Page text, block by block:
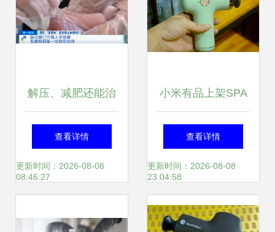
解压、减肥还能治
病？这种网红“神
器”突然火了，真有
查看详情
更新时间：2026-08-08
08:46:27
小米有品上架SPA
级新品 颜值范野小
兽筋膜枪，直达肌
底缓解疲劳
查看详情
更新时间：2026-08-08
23:04:58